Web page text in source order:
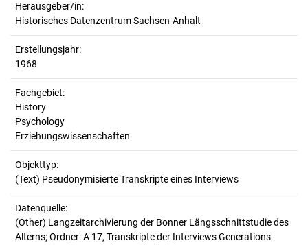
Herausgeber/in:
Historisches Datenzentrum Sachsen-Anhalt
Erstellungsjahr:
1968
Fachgebiet:
History
Psychology
Erziehungswissenschaften
Objekttyp:
(Text) Pseudonymisierte Transkripte eines Interviews
Datenquelle:
(Other) Langzeitarchivierung der Bonner Längsschnittstudie des
Alterns; Ordner: A 17, Transkripte der Interviews Generations-